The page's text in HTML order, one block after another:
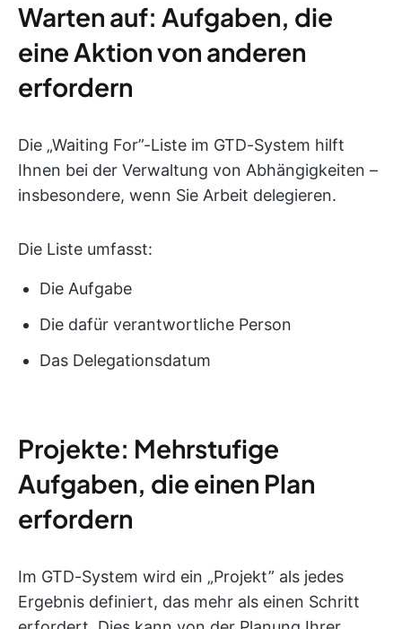
Warten auf: Aufgaben, die
eine Aktion von anderen
erfordern
Die „Waiting For”-Liste im GTD-System hilft
Ihnen bei der Verwaltung von Abhängigkeiten –
insbesondere, wenn Sie Arbeit delegieren.
Die Liste umfasst:
Die Aufgabe
Die dafür verantwortliche Person
Das Delegationsdatum
Projekte: Mehrstufige
Aufgaben, die einen Plan
erfordern
Im GTD-System wird ein „Projekt” als jedes
Ergebnis definiert, das mehr als einen Schritt